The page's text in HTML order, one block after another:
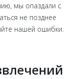
мы опаздали с
не позднее
нашей ошибки.